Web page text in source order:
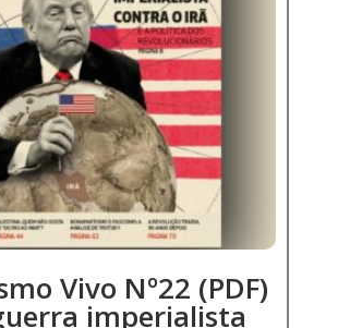
Vivo Nº22 (PDF)
imperialista